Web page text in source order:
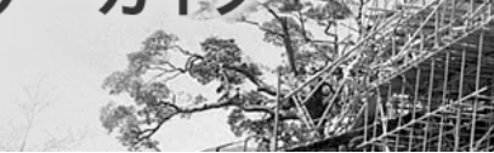
防災・安全
福祉・健康
市税総務課
市民税課
資産税課